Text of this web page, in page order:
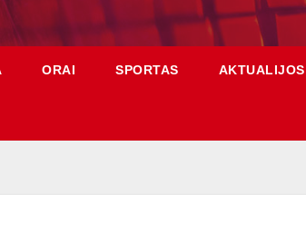
ORAI SPORTAS AKTUALIJOS